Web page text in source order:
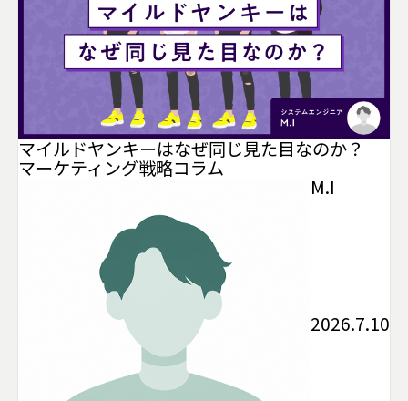
マイルドヤンキーはなぜ同じ見た目なのか？
マーケティング戦略コラム
M.I
2026.7.10